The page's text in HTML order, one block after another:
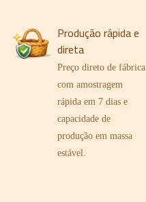
Produção rápida e
direta
Preço direto de fábrica
com amostragem
rápida em 7 dias e
capacidade de
produção em massa
estável.